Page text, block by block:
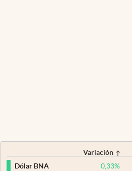
Variación
Dólar BNA
0,33%